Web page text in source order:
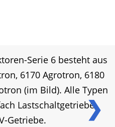
❯
Serie 6 besteht aus
6170 Agrotron, 6180
(im Bild). Alle Typen
Lastschaltgetriebe
Getriebe.